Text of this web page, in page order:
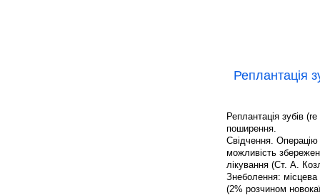
Реплантація
Реплантація зубів
поширення.
Свідчення. Операцію
можливість
лікування (Ст. А.
Знеболення: місцева
(2% розчином